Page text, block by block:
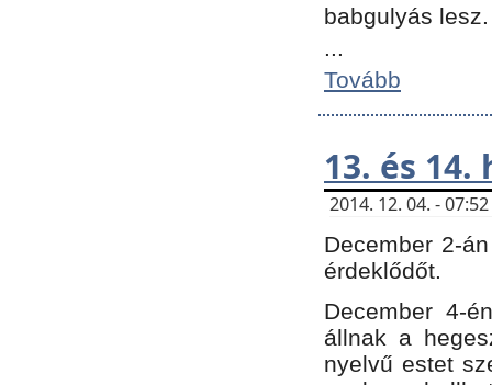
babgulyás
...
Tovább
13. és
2014. 12. 04. -
December 2-
érdeklődőt.
December 4-
állnak a
nyelvű estet